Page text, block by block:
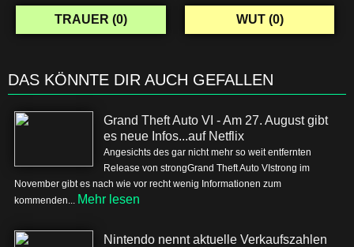
TRAUER (0) WUT (0)
DAS KÖNNTE DIR AUCH GEFALLEN
Grand Theft Auto VI - Am 27. August gibt
es neue Infos...auf Netflix
Angesichts des gar nicht mehr so weit entfernten
Release von strongGrand Theft Auto VIstrong im
November gibt es nach wie vor recht wenig Informationen zum
kommenden... Mehr lesen
Nintendo nennt aktuelle Verkaufszahlen